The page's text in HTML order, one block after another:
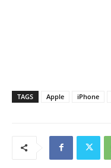
TAGS Apple iPhone